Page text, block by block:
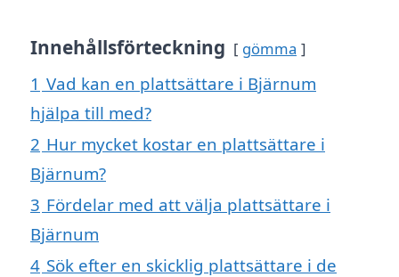
Innehållsförteckning gömma
1 Vad kan en plattsättare i Bjärnum
hjälpa till med?
2 Hur mycket kostar en plattsättare i
Bjärnum?
3 Fördelar med att välja plattsättare i
Bjärnum
4 Sök efter en skicklig plattsättare i de